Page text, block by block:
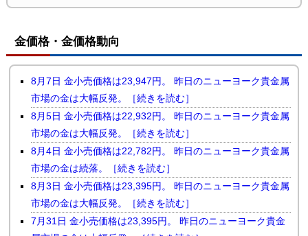
金価格・金価格動向
8月7日 金小売価格は23,947円。 昨日のニューヨーク貴金属
市場の金は大幅反発。［続きを読む］
8月5日 金小売価格は22,932円。 昨日のニューヨーク貴金属
市場の金は大幅反発。［続きを読む］
8月4日 金小売価格は22,782円。 昨日のニューヨーク貴金属
市場の金は続落。［続きを読む］
8月3日 金小売価格は23,395円。 昨日のニューヨーク貴金属
市場の金は大幅反発。［続きを読む］
7月31日 金小売価格は23,395円。 昨日のニューヨーク貴金